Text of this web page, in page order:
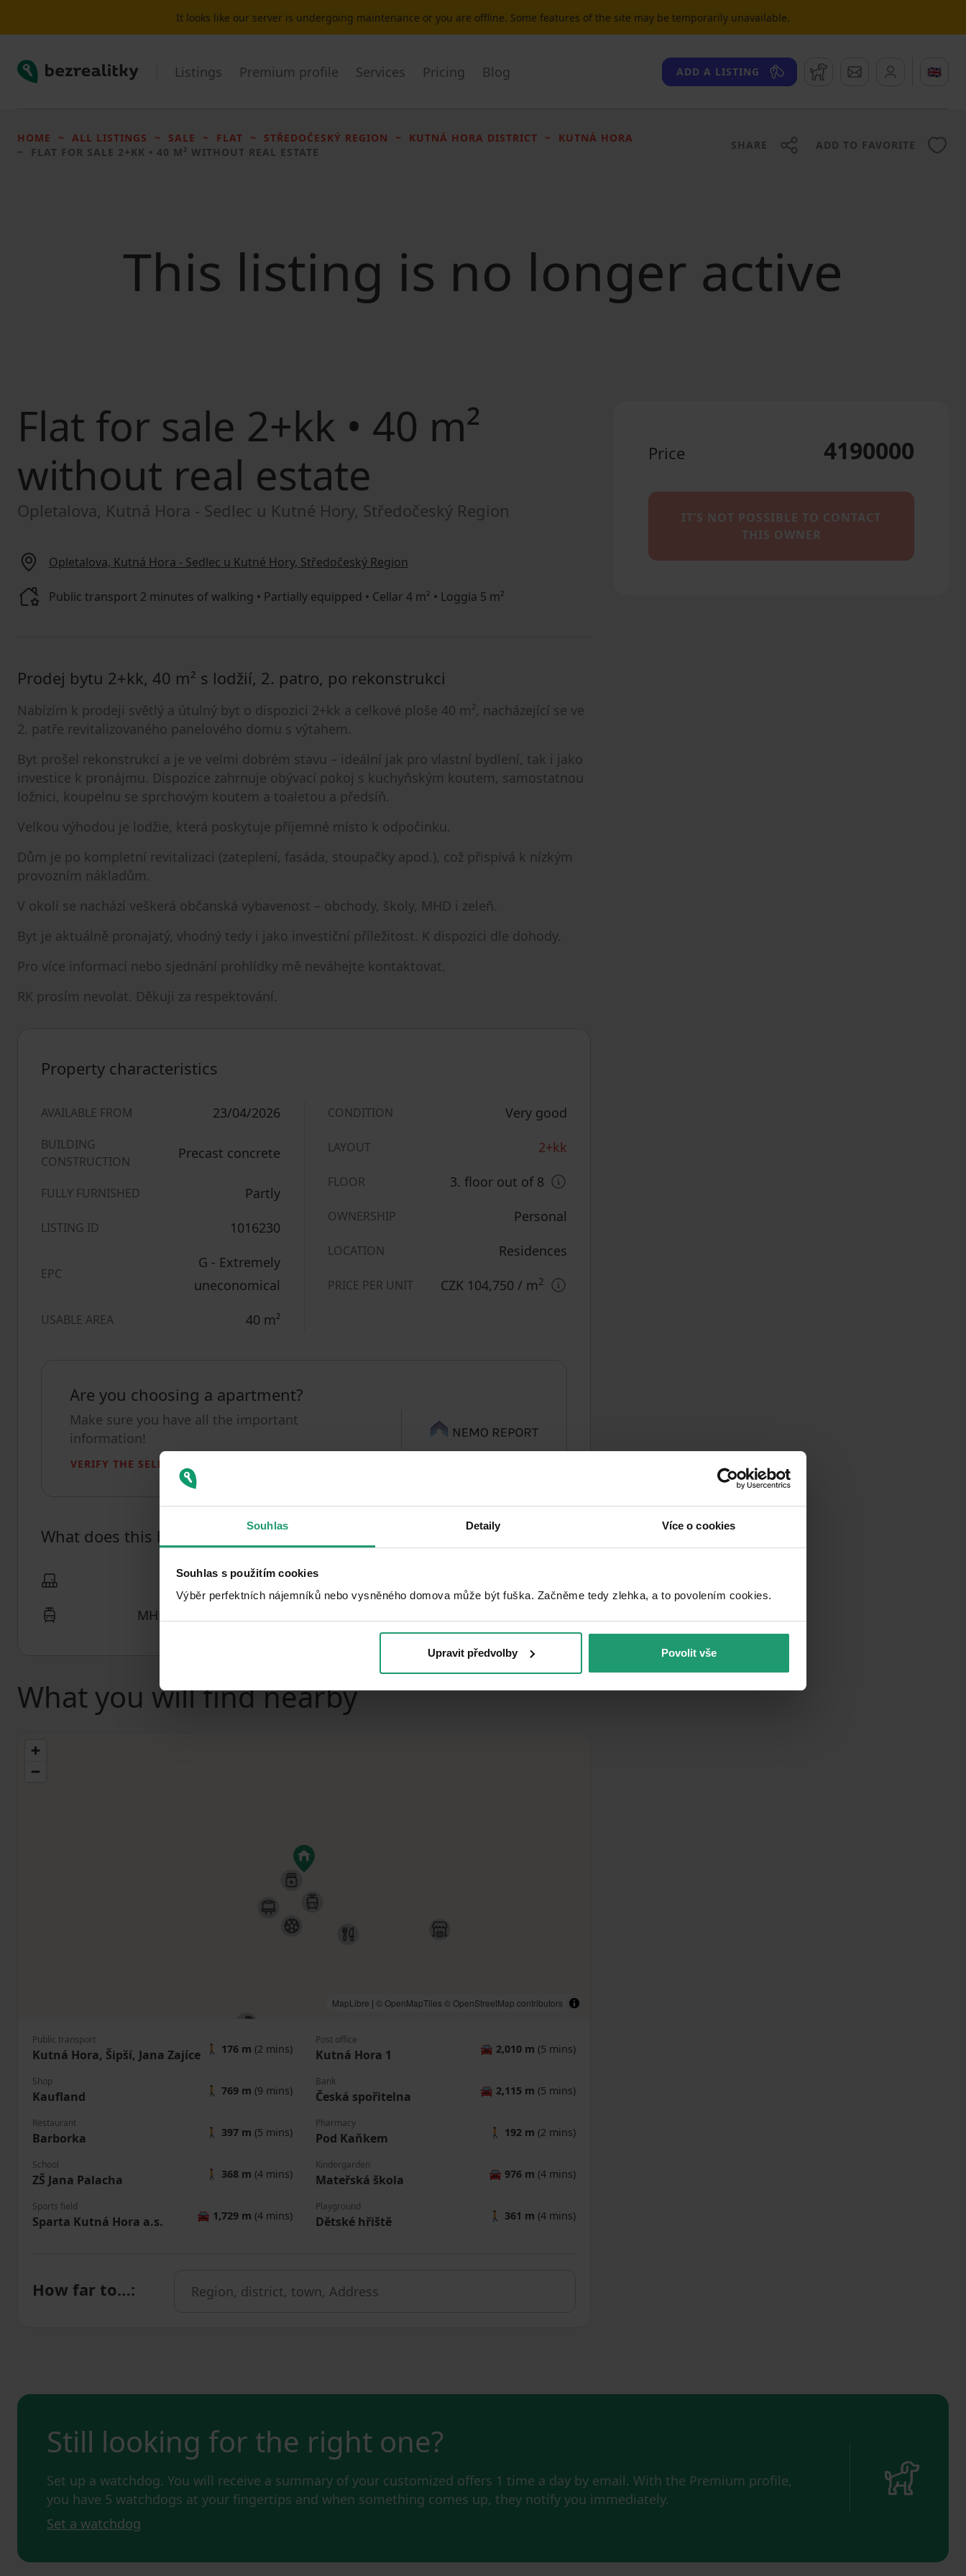
Souhlas Detaily Více o cookies
Souhlas s použitím cookies
Výběr perfektních nájemníků nebo vysněného domova může být fuška. Začněme tedy zlehka, a to povolením cookies.​
Upravit předvolby Povolit vše
It looks like our server is undergoing maintenance or you are offline. Some features of the site may be temporarily unavailable.
Bezrealitky Listings Premium profile Services Pricing Blog ADD A LISTING WatchdogMessages 🇬🇧
HOME ALL LISTINGS SALE FLAT STŘEDOČESKÝ REGION KUTNÁ HORA DISTRICT
KUTNÁ HORA
FLAT FOR SALE 2+KK • 40 M² WITHOUT REAL ESTATE
SHARE ADD TO FAVORITE
This listing is no longer active
Flat for sale 2+kk • 40 m²
without real estate
Opletalova, Kutná Hora - Sedlec u Kutné Hory, Středočeský Region
Opletalova, Kutná Hora - Sedlec u Kutné Hory, Středočeský Region
Public transport 2 minutes of walking • Partially equipped • Cellar 4 m² • Loggia 5 m²
Prodej bytu 2+kk, 40 m² s lodžií, 2. patro, po rekonstrukci
Nabízím k prodeji světlý a útulný byt o dispozici 2+kk a celkové ploše 40 m², nacházející se ve
2. patře revitalizovaného panelového domu s výtahem.
Byt prošel rekonstrukcí a je ve velmi dobrém stavu – ideální jak pro vlastní bydlení, tak i jako
investice k pronájmu. Dispozice zahrnuje obývací pokoj s kuchyňským koutem, samostatnou
ložnici, koupelnu se sprchovým koutem a toaletou a předsíň.
Velkou výhodou je lodžie, která poskytuje příjemné místo k odpočinku.
Dům je po kompletní revitalizaci (zateplení, fasáda, stoupačky apod.), což přispívá k nízkým
provozním nákladům.
V okolí se nachází veškerá občanská vybavenost – obchody, školy, MHD i zeleň.
Byt je aktuálně pronajatý, vhodný tedy i jako investiční příležitost. K dispozici dle dohody.
Pro více informací nebo sjednání prohlídky mě neváhejte kontaktovat.
RK prosím nevolat. Děkuji za respektování.
Property characteristics
AVAILABLE FROM 23/04/2026
BUILDING
CONSTRUCTION
Precast concrete
FULLY FURNISHED Partly
LISTING ID 1016230
EPC
G - Extremely
uneconomical
USABLE AREA 40 m²
CONDITION Very good
LAYOUT 2+kk
FLOOR 3. floor out of 8
OWNERSHIP Personal
LOCATION Residences
PRICE PER UNIT CZK 104,750 / m2
Are you choosing a apartment?
Make sure you have all the important
information!
VERIFY THE SELECTED APARTMENT
What does this listing have to offer?
Basement: 4 m²
MHD 2 minutes on foot
What you will find nearby
MapLibre | © OpenMapTiles © OpenStreetMap contributors
Public transport
Kutná Hora, Šipší, Jana Zajíce 🚶 176 m (2 mins)
Post office
Kutná Hora 1 🚘 2,010 m (5 mins)
Shop
Kaufland 🚶 769 m (9 mins)
Bank
Česká spořitelna 🚘 2,115 m (5 mins)
Restaurant
Barborka 🚶 397 m (5 mins)
Pharmacy
Pod Kaňkem 🚶 192 m (2 mins)
School
ZŠ Jana Palacha 🚶 368 m (4 mins)
Kindergarden
Mateřská škola 🚘 976 m (4 mins)
Sports field
Sparta Kutná Hora a.s. 🚘 1,729 m (4 mins)
Playground
Dětské hřiště 🚶 361 m (4 mins)
How far to…:
Price 4190000
IT’S NOT POSSIBLE TO CONTACT
THIS OWNER
Still looking for the right one?
Set up a watchdog. You will receive a summary of your customized offers 1 time a day by email. With the Premium profile,
you have 5 watchdogs at your fingertips and when something comes up, they notify you immediately.
Set a watchdog